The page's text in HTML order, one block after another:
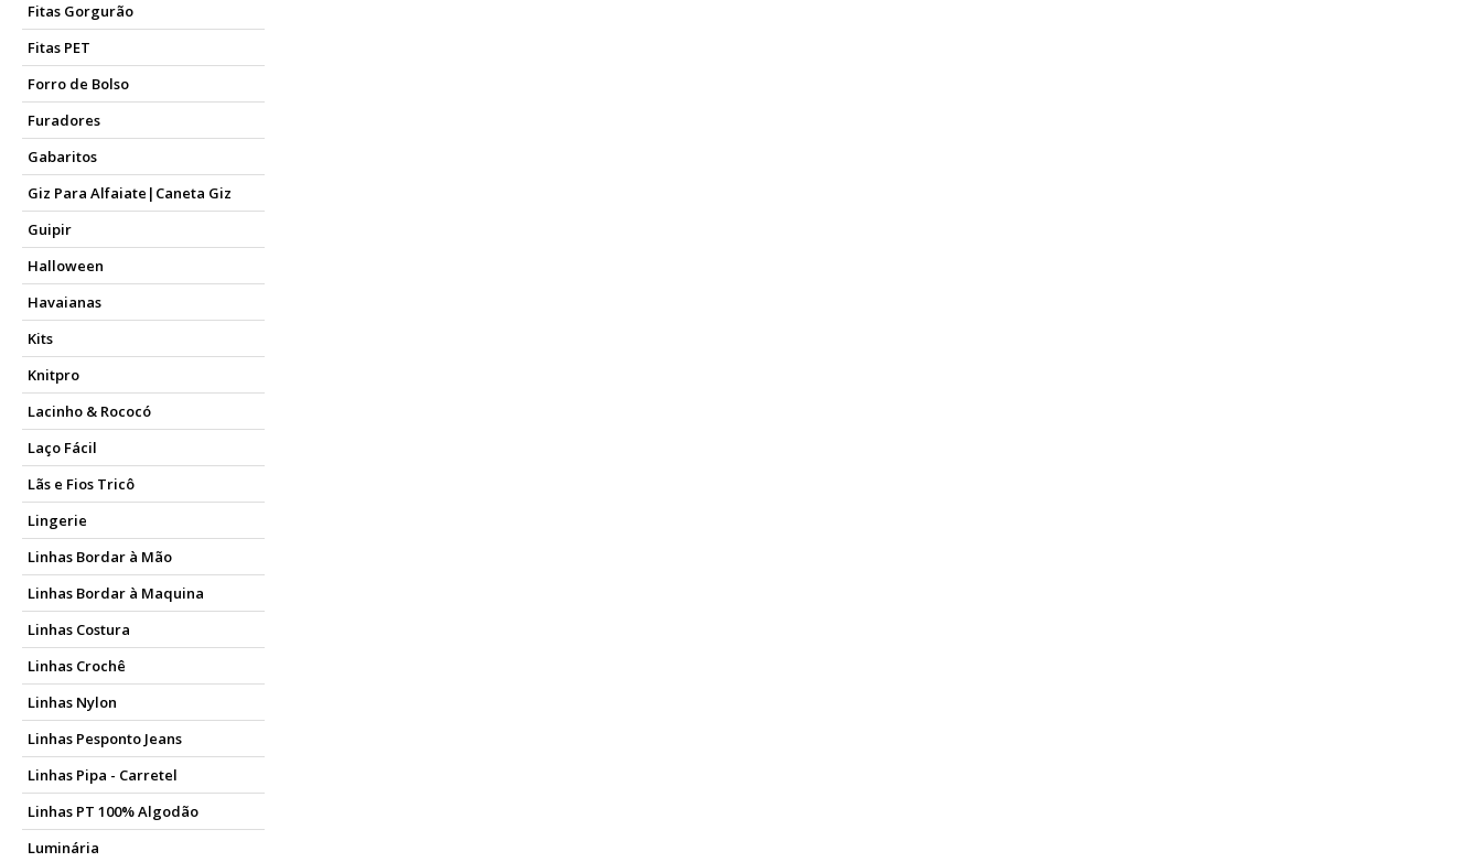
Fitas Gorgurão
Fitas PET
Forro de Bolso
Furadores
Gabaritos
Giz Para Alfaiate|Caneta Giz
Guipir
Halloween
Havaianas
Kits
Knitpro
Lacinho & Rococó
Laço Fácil
Lãs e Fios Tricô
Lingerie
Linhas Bordar à Mão
Linhas Bordar à Maquina
Linhas Costura
Linhas Crochê
Linhas Nylon
Linhas Pesponto Jeans
Linhas Pipa - Carretel
Linhas PT 100% Algodão
Luminária